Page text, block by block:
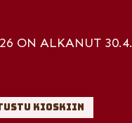
ON ALKANUT 30.4.
Kioskiin